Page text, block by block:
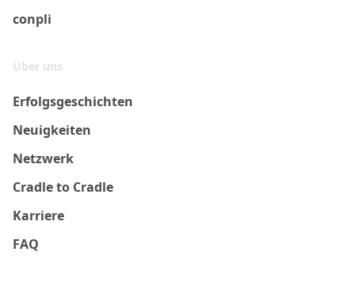
conpli
Über uns
Erfolgsgeschichten
Neuigkeiten
Netzwerk
Cradle to Cradle
Karriere
FAQ